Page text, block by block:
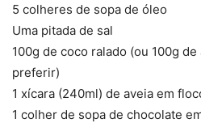
5 colheres de sopa de óleo
Uma pitada de sal
100g de coco ralado (ou 100g
preferir)
1 xícara (240ml) de aveia em
1 colher de sopa de chocolate